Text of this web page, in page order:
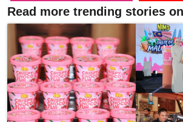
Read more trending stories